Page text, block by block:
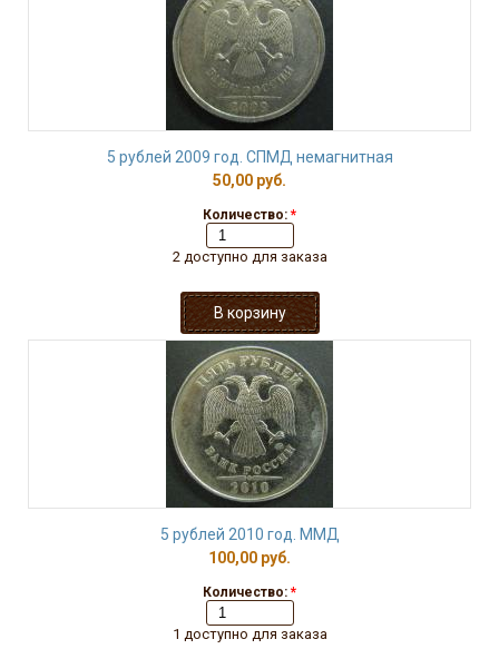
5 рублей 2009 год. СПМД немагнитная
50,00 руб.
Количество: *
2 доступно для заказа
5 рублей 2010 год. ММД
100,00 руб.
Количество: *
1 доступно для заказа